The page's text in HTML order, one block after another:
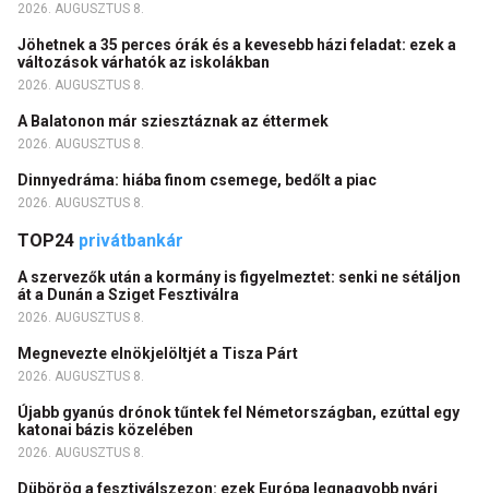
2026. AUGUSZTUS 8.
Jöhetnek a 35 perces órák és a kevesebb házi feladat: ezek a
változások várhatók az iskolákban
2026. AUGUSZTUS 8.
A Balatonon már sziesztáznak az éttermek
2026. AUGUSZTUS 8.
Dinnyedráma: hiába finom csemege, bedőlt a piac
2026. AUGUSZTUS 8.
TOP24 privátbankár
A szervezők után a kormány is figyelmeztet: senki ne sétáljon
át a Dunán a Sziget Fesztiválra
2026. AUGUSZTUS 8.
Megnevezte elnökjelöltjét a Tisza Párt
2026. AUGUSZTUS 8.
Újabb gyanús drónok tűntek fel Németországban, ezúttal egy
katonai bázis közelében
2026. AUGUSZTUS 8.
Dübörög a fesztiválszezon: ezek Európa legnagyobb nyári